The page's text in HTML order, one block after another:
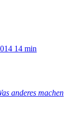
14 min
anderes machen